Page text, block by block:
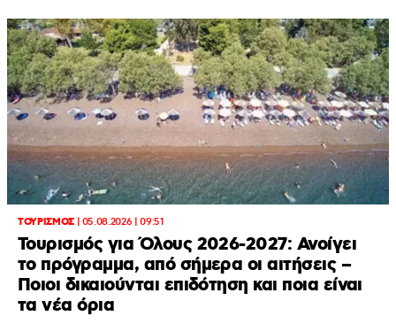
ΤΟΥΡΙΣΜΟΣ| 05.08.2026 | 09:51
Τουρισμός για Όλους 2026-2027: Ανοίγει
το πρόγραμμα, από σήμερα οι αιτήσεις –
Ποιοι δικαιούνται επιδότηση και ποια είναι
τα νέα όρια